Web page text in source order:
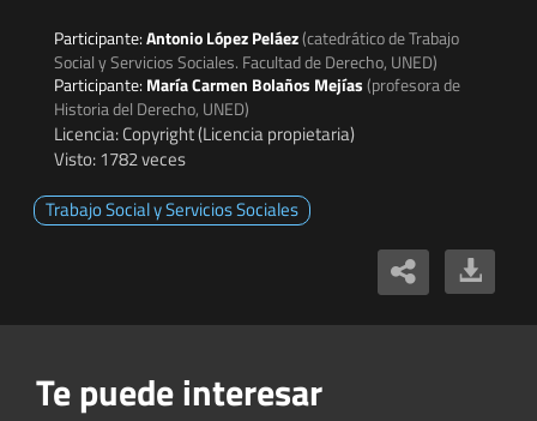
Participante:Antonio López Peláez(catedrático de Trabajo
Social y Servicios Sociales. Facultad de Derecho, UNED)
Participante: María Carmen Bolaños Mejías(profesora de
Historia del Derecho, UNED)
Licencia: Copyright (Licencia propietaria)
Visto: 1782 veces
Trabajo Social y Servicios Sociales
Te puede interesar